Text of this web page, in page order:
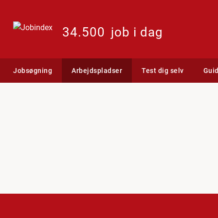
34.500 job i dag
Jobsøgning Arbejdspladser Test dig selv